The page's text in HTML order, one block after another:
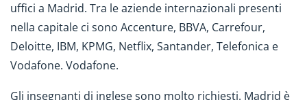
uffici a Madrid. Tra le aziende internazionali presenti
nella capitale ci sono Accenture, BBVA, Carrefour,
Deloitte, IBM, KPMG, Netflix, Santander, Telefonica e
Vodafone. Vodafone.
Gli insegnanti di inglese sono molto richiesti. Madrid è